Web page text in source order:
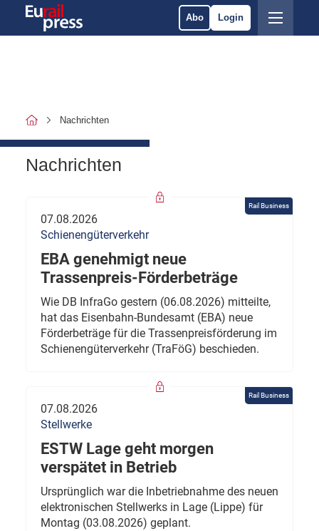
Abo Login
Nachrichten
Nachrichten
Rail Business
07.08.2026
Schienengüterverkehr
EBA genehmigt neue
Trassenpreis-Förderbeträge
Wie DB InfraGo gestern (06.08.2026) mitteilte,
hat das Eisenbahn-Bundesamt (EBA) neue
Förderbeträge für die Trassenpreisförderung im
Schienengüterverkehr (TraFöG) beschieden.
Rail Business
07.08.2026
Stellwerke
ESTW Lage geht morgen
verspätet in Betrieb
Ursprünglich war die Inbetriebnahme des neuen
elektronischen Stellwerks in Lage (Lippe) für
Montag (03.08.2026) geplant.